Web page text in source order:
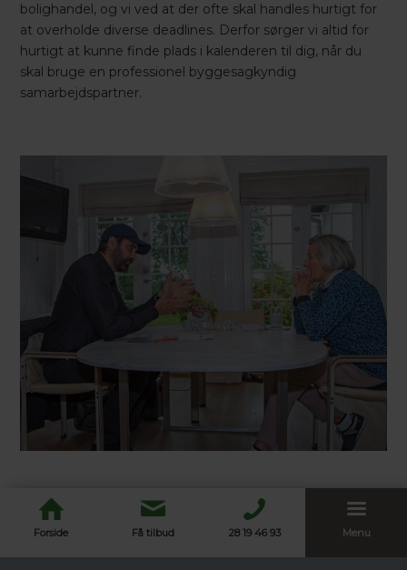
bolighandel, og vi ved at der ofte skal handles hurtigt for
at overholde diverse deadlines. Derfor sørger vi altid for
hurtigt at kunne finde plads i kalenderen til dig, når du
skal bruge en professionel byggesagkyndig
samarbejdspartner.
Forside Få tilbud 28 19 46 93 Menu